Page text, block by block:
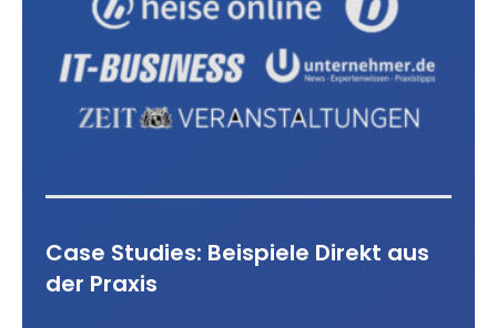
Case Studies: Beispiele Direkt aus
der Praxis